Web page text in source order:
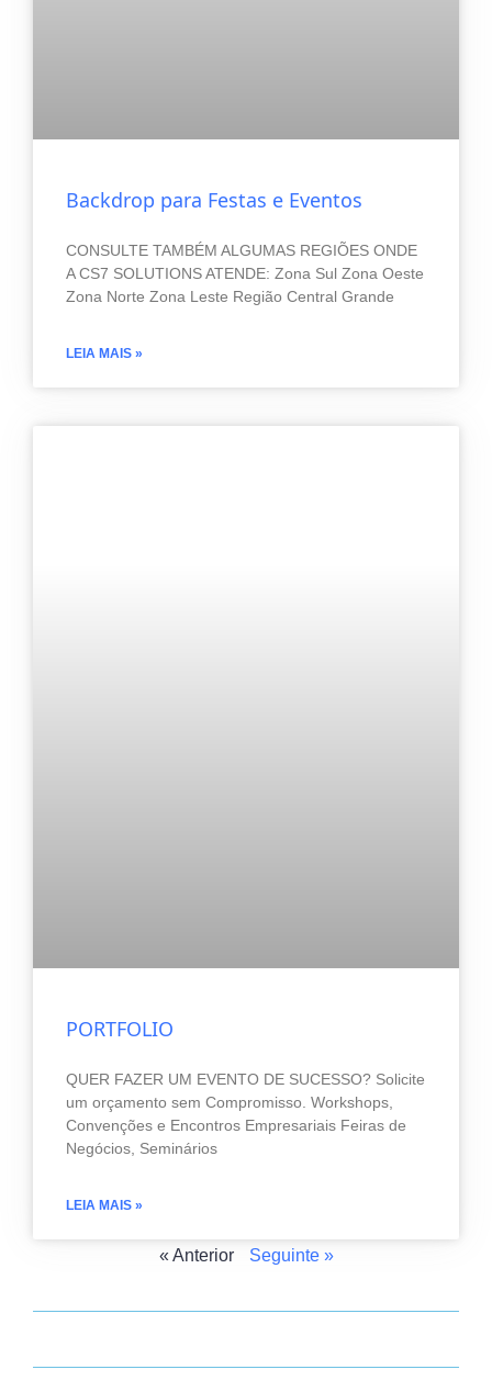
Backdrop para Festas e Eventos
CONSULTE TAMBÉM ALGUMAS REGIÕES ONDE
A CS7 SOLUTIONS ATENDE: Zona Sul Zona Oeste
Zona Norte Zona Leste Região Central Grande
LEIA MAIS »
PORTFOLIO
QUER FAZER UM EVENTO DE SUCESSO? Solicite
um orçamento sem Compromisso. Workshops,
Convenções e Encontros Empresariais Feiras de
Negócios, Seminários
LEIA MAIS »
« Anterior Seguinte »